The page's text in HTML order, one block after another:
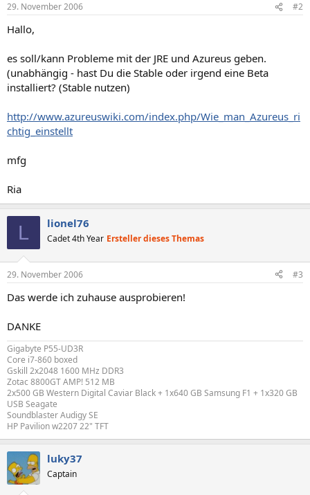
29. November 2006 #2
Hallo,
es soll/kann Probleme mit der JRE und Azureus geben.
(unabhängig - hast Du die Stable oder irgend eine Beta
installiert? (Stable nutzen)
http://www.azureuswiki.com/index.php/Wie_man_Azureus_ri
chtig_einstellt
mfg
Ria
L lionel76
Cadet 4th Year Ersteller dieses Themas
29. November 2006 #3
Das werde ich zuhause ausprobieren!
DANKE
Gigabyte P55-UD3R
Core i7-860 boxed
Gskill 2x2048 1600 MHz DDR3
Zotac 8800GT AMP! 512 MB
2x500 GB Western Digital Caviar Black + 1x640 GB Samsung F1 + 1x320 GB
USB Seagate
Soundblaster Audigy SE
HP Pavilion w2207 22" TFT
luky37
Captain